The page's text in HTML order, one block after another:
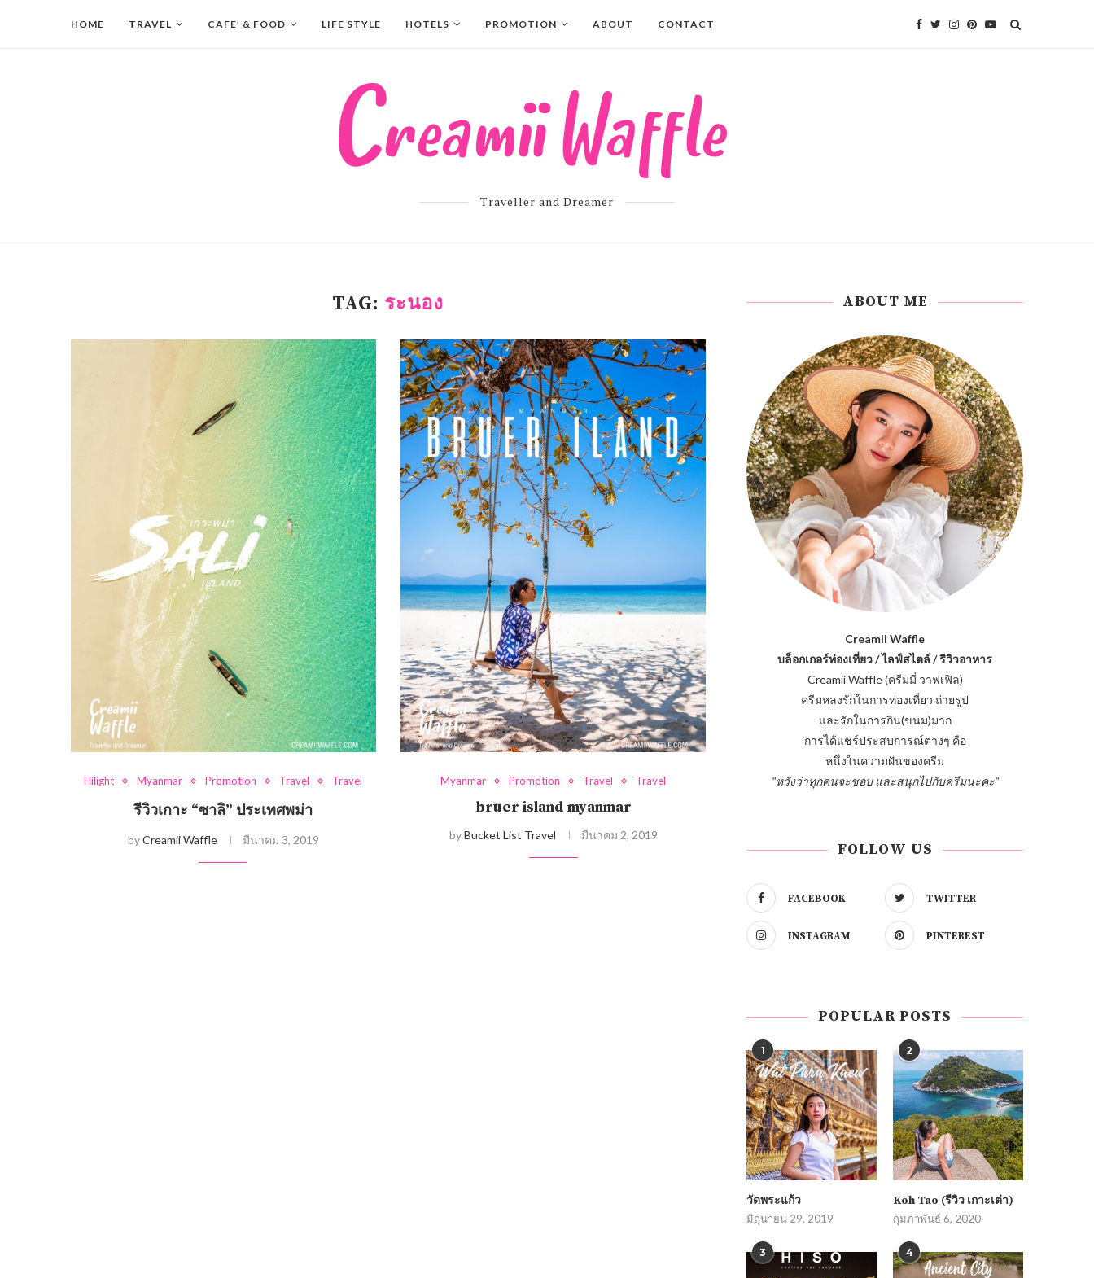
HOME TRAVEL CAFE’ & FOOD LIFE STYLE HOTELS PROMOTION ABOUT CONTACT
Traveller and Dreamer
TAG: ระนอง
Hilight Myanmar Promotion Travel Travel
รีวิวเกาะ “ซาลิ” ประเทศพม่า
byCreamii Waffle มีนาคม 3, 2019
Myanmar Promotion Travel Travel
bruer island myanmar
byBucket List Travel มีนาคม 2, 2019
ABOUT ME
Creamii Waffle
บล็อกเกอร์ท่องเที่ยว / ไลฟ์สไตล์ / รีวิวอาหาร
Creamii Waffle (ครีมมี่ วาฟเฟิล)
ครีมหลงรักในการท่องเที่ยว ถ่ายรูป
และรักในการกิน(ขนม)มาก
การได้แชร์ประสบการณ์ต่างๆ คือ
หนึ่งในความฝันของครีม
"หวังว่าทุกคนจะชอบ และสนุกไปกับครีมนะคะ"
FOLLOW US
FACEBOOK TWITTER
INSTAGRAM PINTEREST
POPULAR POSTS
1
วัดพระแก้ว
มิถุนายน 29, 2019
2
Koh Tao (รีวิว เกาะเต่า)
กุมภาพันธ์ 6, 2020
3 4